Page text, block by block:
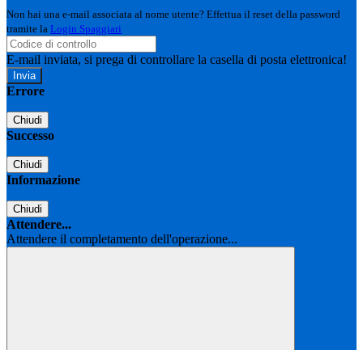
Non hai una e-mail associata al nome utente? Effettua il reset della password
tramite la Login Spaggiari
E-mail inviata, si prega di controllare la casella di posta elettronica!
Errore
Chiudi
Successo
Chiudi
Informazione
Chiudi
Attendere...
Attendere il completamento dell'operazione...